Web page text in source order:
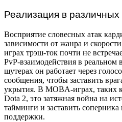
Реализация в
Восприятие словесных атак
зависимости от жанра и
играх трэш-ток почти не
PvP-взаимодействия в реальном
шутерах он работает через
сообщения, чтобы заставить
укрытия. В MOBA-играх, таких
Dota 2, это затяжная война на
тайминги и заставить
поддержки.